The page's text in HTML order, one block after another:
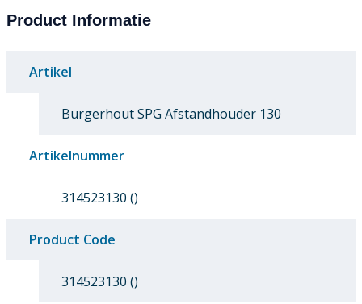
Product Informatie
Artikel
Burgerhout SPG Afstandhouder 130
Artikelnummer
314523130 ()
Product Code
314523130 ()